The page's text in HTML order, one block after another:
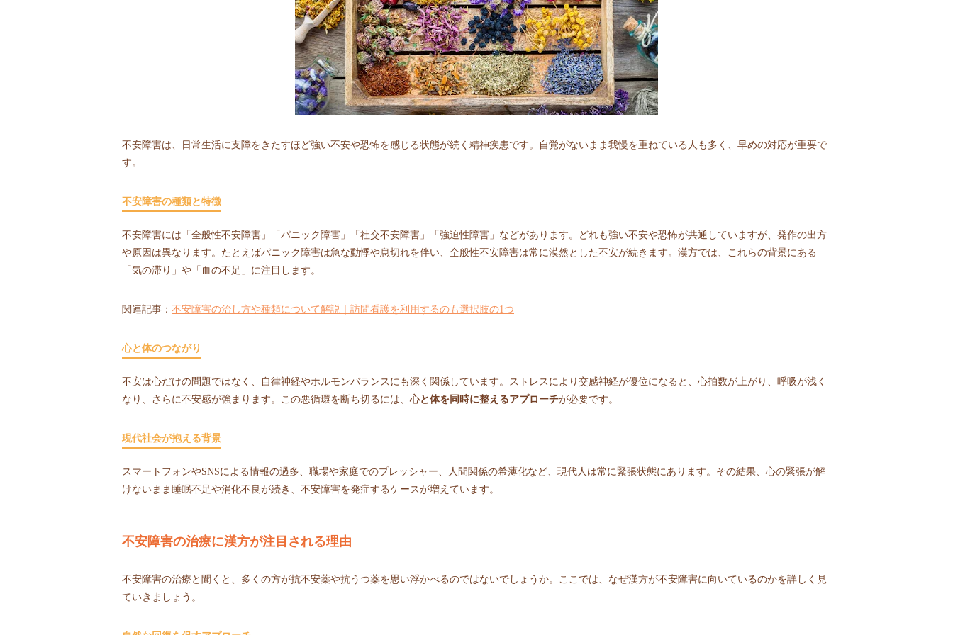
不安障害は、日常生活に支障をきたすほど強い不安や恐怖を感じる状態が続く精神疾患です。自覚がないまま我慢を重ねている人も多く、早めの対応が重要で
す。
不安障害の種類と特徴
不安障害には「全般性不安障害」「パニック障害」「社交不安障害」「強迫性障害」などがあります。どれも強い不安や恐怖が共通していますが、発作の出方
や原因は異なります。たとえばパニック障害は急な動悸や息切れを伴い、全般性不安障害は常に漠然とした不安が続きます。漢方では、これらの背景にある
「気の滞り」や「血の不足」に注目します。
関連記事： 不安障害の治し方や種類について解説｜訪問看護を利用するのも選択肢の1つ
心と体のつながり
不安は心だけの問題ではなく、自律神経やホルモンバランスにも深く関係しています。ストレスにより交感神経が優位になると、心拍数が上がり、呼吸が浅く
なり、さらに不安感が強まります。この悪循環を断ち切るには、 心と体を同時に整えるアプローチが必要です。
現代社会が抱える背景
スマートフォンやSNSによる情報の過多、職場や家庭でのプレッシャー、人間関係の希薄化など、現代人は常に緊張状態にあります。その結果、心の緊張が解
けないまま睡眠不足や消化不良が続き、不安障害を発症するケースが増えています。
不安障害の治療に漢方が注目される理由
不安障害の治療と聞くと、多くの方が抗不安薬や抗うつ薬を思い浮かべるのではないでしょうか。ここでは、なぜ漢方が不安障害に向いているのかを詳しく見
ていきましょう。